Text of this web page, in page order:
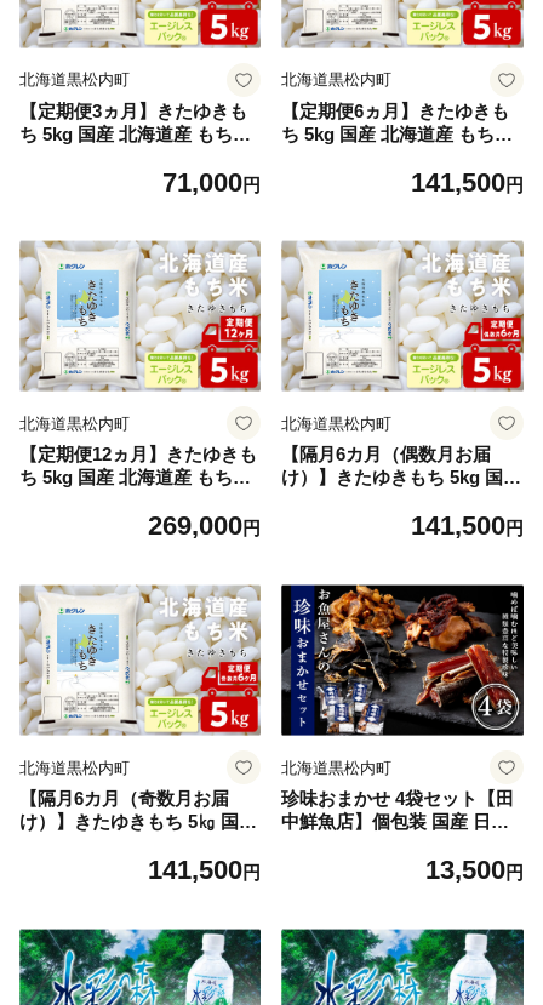
北海道黒松内町
【定期便3ヵ月】きたゆきも
ち 5kg 国産 北海道産 もち米
71,000円
北海道黒松内町
【定期便6ヵ月】きたゆきも
ち 5kg 国産 北海道産 もち米
141,500円
北海道黒松内町
【定期便12ヵ月】きたゆきも
ち 5kg 国産 北海道産 もち米
269,000円
北海道黒松内町
【隔月6カ月（偶数月お届
け）】きたゆきもち 5kg 国産
141,500円
北海道黒松内町
【隔月6カ月（奇数月お届
け）】きたゆきもち 5㎏ 国産
141,500円
北海道黒松内町
珍味おまかせ 4袋セット【田
中鮮魚店】個包装 国産 日本
トバ タラ ホッケ タコ ランダ
13,500円